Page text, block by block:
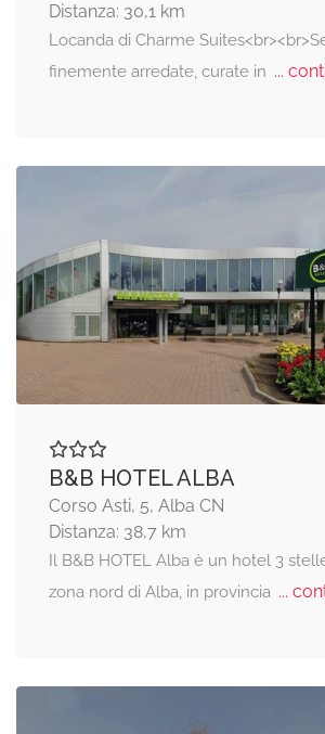
Distanza: 30,1 km
Locanda di Charme
finemente arredate, curate in ...
B&B HOTEL ALBA
Corso Asti, 5, Alba CN
Distanza: 38,7 km
Il B&B HOTEL Alba è un hotel 3
zona nord di Alba, in provincia...